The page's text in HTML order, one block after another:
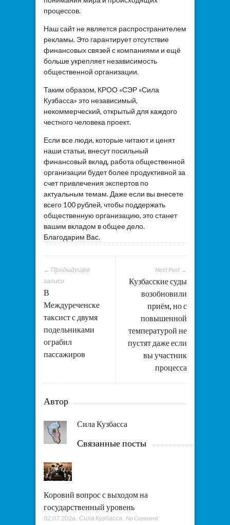
процессов.
Наш сайт не является распространителем
рекламы. Это гарантирует отсутствие
финансовых связей с компаниями и ещё
больше укрепляет независимость
общественной организации.
Таким образом, КРОО «СЭР «Сила
Кузбасса» это независимый,
некоммерческий, открытый для каждого
честного человека проект.
Если все люди, которые читают и ценят
наши статьи, внесут посильный
финансовый вклад, работа общественной
организации будет более продуктивной за
счет привлечения экспертов по
актуальным темам. Даже если вы внесете
всего 100 рублей, чтобы поддержать
общественную организацию, это станет
вашим вкладом в общее дело.
Благодарим Вас.
Next Post →
Кузбасские суды
возобновили
приём, но с
повышенной
температурой не
пустят даже если
вы участник
процесса
← Предыдущее
записи
В
Междуреченске
таксист с двумя
подельниками
ограбил
пассажиров
Автор
Сила Кузбасса
Связанные посты
Коровий вопрос с выходом на
государственный уровень
02.07.2026 , Сила Кузбасса , No Comment